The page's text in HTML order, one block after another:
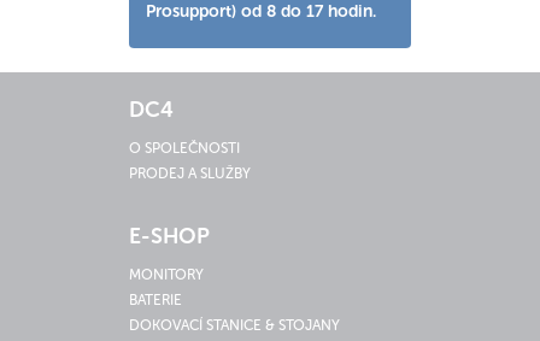
Prosupport) od 8 do 17 hodin.
DC4
O SPOLEČNOSTI
PRODEJ A SLUŽBY
E-SHOP
MONITORY
BATERIE
DOKOVACÍ STANICE & STOJANY